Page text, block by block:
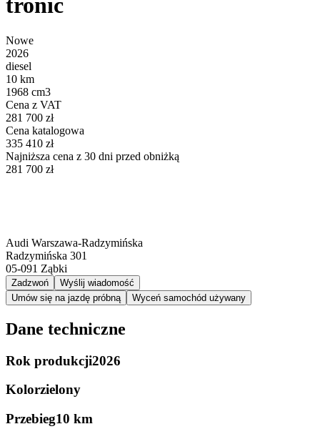
tronic
Nowe
2026
diesel
10 km
1968 cm3
Cena z VAT
281 700 zł
Cena katalogowa
335 410 zł
Najniższa cena z 30 dni przed obniżką
281 700 zł
Audi Warszawa-Radzymińska
Radzymińska 301
05-091 Ząbki
Zadzwoń
Wyślij wiadomość
Umów się na jazdę próbną
Wyceń samochód używany
Dane techniczne
Rok produkcji2026
Kolorzielony
Przebieg10 km